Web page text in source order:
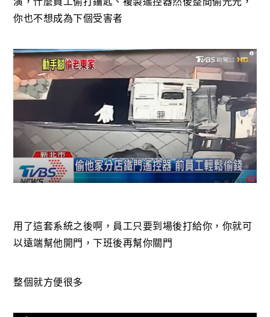
你也不想成為下個受害者
用了這套系統之後啊，員工只要到場後打給你，你就可
以遠端幫他開門，下班後再幫你關門
整個就方便很多